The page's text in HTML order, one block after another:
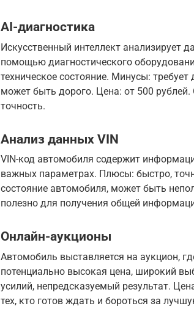
AI-диагностика
Искусственный интеллект анализирует
помощью диагностического
техническое состояние. Минусы:
может быть дорого. Цена: от 500
точность.
Анализ данных VIN
VIN-код автомобиля содержит
важных параметрах. Плюсы: быстро,
состояние автомобиля, может быть
полезно для получения общей
Онлайн-аукционы
Автомобиль выставляется на аукцион,
потенциально высокая цена, широкий
усилий, непредсказуемый результат.
тех, кто готов ждать и бороться за